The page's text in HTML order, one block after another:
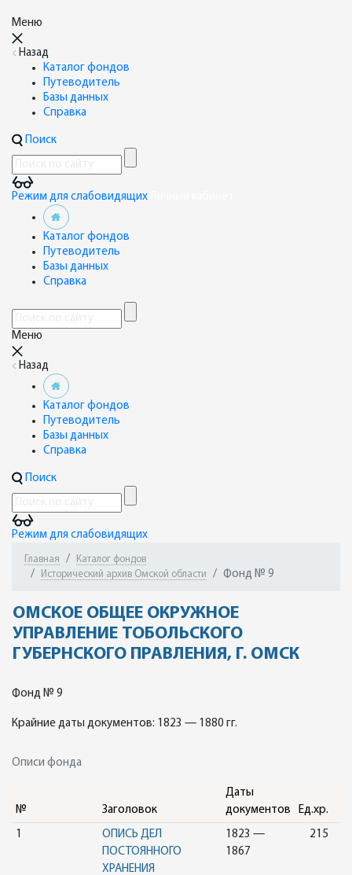
Меню
Назад
Каталог фондов
Путеводитель
Базы данных
Справка
Поиск
Режим для слабовидящих
Каталог фондов
Путеводитель
Базы данных
Справка
Меню
Назад
Каталог фондов
Путеводитель
Базы данных
Справка
Поиск
Режим для слабовидящих
Главная
Каталог фондов
Исторический архив Омской области
Фонд № 9
ОМСКОЕ ОБЩЕЕ ОКРУЖНОЕ
УПРАВЛЕНИЕ ТОБОЛЬСКОГО
ГУБЕРНСКОГО ПРАВЛЕНИЯ, Г. ОМСК
Фонд № 9
Крайние даты документов: 1823 — 1880 гг.
Описи фонда
№ Заголовок
Даты
документов
Ед.хр.
1
ОПИСЬ ДЕЛ
ПОСТОЯННОГО
ХРАНЕНИЯ
1823 —
1867
215